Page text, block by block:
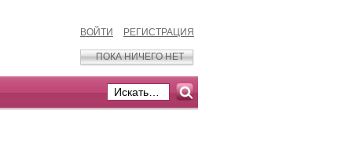
ВОЙТИ РЕГИСТРАЦИЯ
ПОКА НИЧЕГО НЕТ